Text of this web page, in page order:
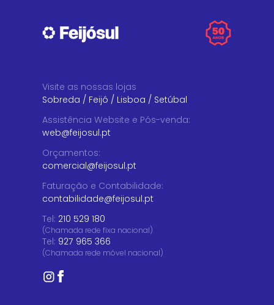
Visite as nossas lojas
Sobreda / Feijó / Lisboa / Setúbal
Assistência Website e Pós-venda:
web@feijosul.pt
Orçamentos:
comercial@feijosul.pt
Faturação e Contabilidade:
contabilidade@feijosul.pt
Tel: 210 529 180
(Chamada rede fixa nacional)
Tel: 927 965 366
(Chamada rede móvel nacional)